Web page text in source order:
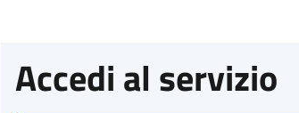
Accedi al servizio